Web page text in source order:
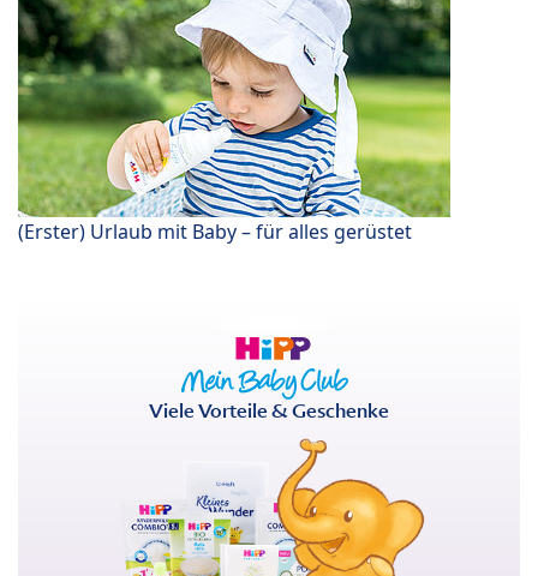
(Erster) Urlaub mit Baby – für alles gerüstet
Viele Vorteile & Geschenke